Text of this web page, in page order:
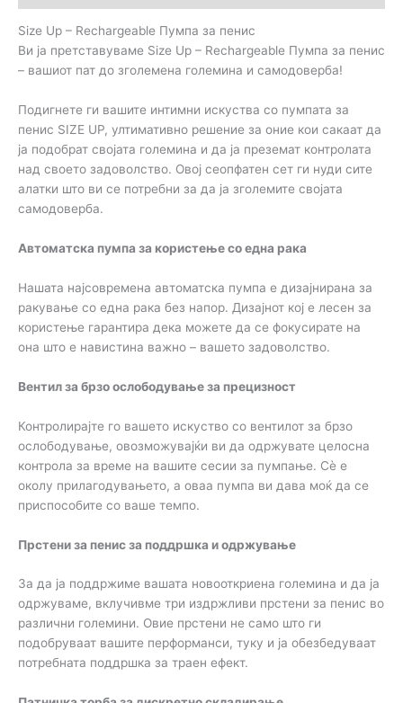
Size Up – Rechargeable Пумпа за пенис
Ви ја претставуваме Size Up – Rechargeable Пумпа за пенис
– вашиот пат до зголемена големина и самодоверба!
Подигнете ги вашите интимни искуства со пумпата за
пенис SIZE UP, ултимативно решение за оние кои сакаат да
ја подобрат својата големина и да ја преземат контролата
над своето задоволство. Овој сеопфатен сет ги нуди сите
алатки што ви се потребни за да ја зголемите својата
самодоверба.
Автоматска пумпа за користење со една рака
Нашата најсовремена автоматска пумпа е дизајнирана за
ракување со една рака без напор. Дизајнот кој е лесен за
користење гарантира дека можете да се фокусирате на
она што е навистина важно – вашето задоволство.
Вентил за брзо ослободување за прецизност
Контролирајте го вашето искуство со вентилот за брзо
ослободување, овозможувајќи ви да одржувате целосна
контрола за време на вашите сесии за пумпање. Сè е
околу прилагодувањето, а оваа пумпа ви дава моќ да се
приспособите со ваше темпо.
Прстени за пенис за поддршка и одржување
За да ја поддржиме вашата новооткриена големина и да ја
одржуваме, вклучивме три издржливи прстени за пенис во
различни големини. Овие прстени не само што ги
подобруваат вашите перформанси, туку и ја обезбедуваат
потребната поддршка за траен ефект.